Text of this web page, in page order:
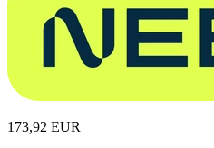
173,92 EUR